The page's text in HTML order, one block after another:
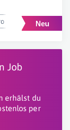
Monat
Job
erhälst du
per